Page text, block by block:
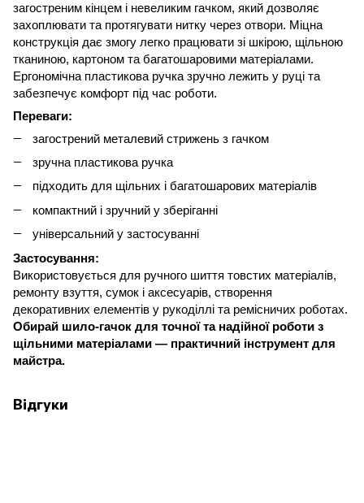
загостреним кінцем і невеликим гачком, який дозволяє
захоплювати та протягувати нитку через отвори. Міцна
конструкція дає змогу легко працювати зі шкірою, щільною
тканиною, картоном та багатошаровими матеріалами.
Ергономічна пластикова ручка зручно лежить у руці та
забезпечує комфорт під час роботи.
Переваги:
загострений металевий стрижень з гачком
зручна пластикова ручка
підходить для щільних і багатошарових матеріалів
компактний і зручний у зберіганні
універсальний у застосуванні
Застосування:
Використовується для ручного шиття товстих матеріалів,
ремонту взуття, сумок і аксесуарів, створення
декоративних елементів у рукоділлі та ремісничих роботах.
Обирай шило-гачок для точної та надійної роботи з
щільними матеріалами — практичний інструмент для
майстра.
Відгуки